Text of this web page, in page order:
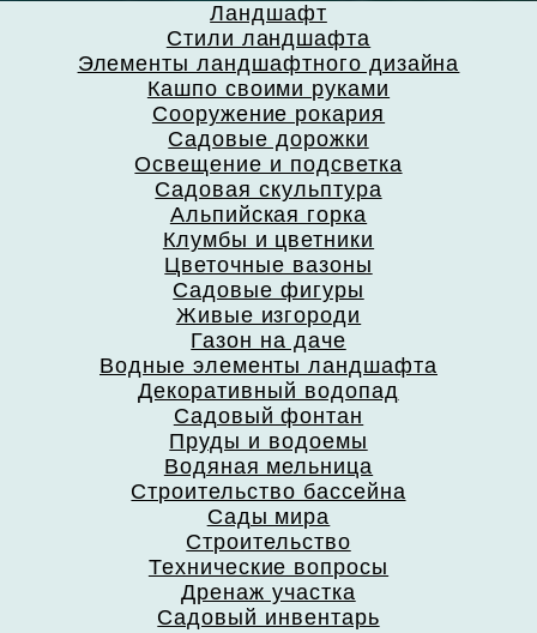
Ландшафт
Стили ландшафта
Элементы ландшафтного дизайна
Кашпо своими руками
Сооружение рокария
Садовые дорожки
Освещение и подсветка
Садовая скульптура
Альпийская горка
Клумбы и цветники
Цветочные вазоны
Садовые фигуры
Живые изгороди
Газон на даче
Водные элементы ландшафта
Декоративный водопад
Садовый фонтан
Пруды и водоемы
Водяная мельница
Строительство бассейна
Сады мира
Строительство
Технические вопросы
Дренаж участка
Садовый инвентарь